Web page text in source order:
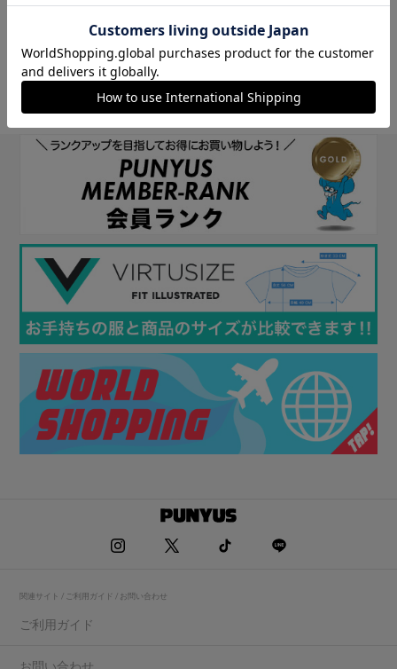
関連サイト / ご利用ガイド / お問い合わせ
ご利用ガイド